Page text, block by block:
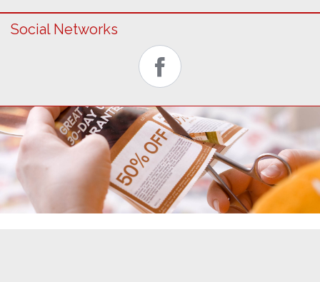
Social Networks